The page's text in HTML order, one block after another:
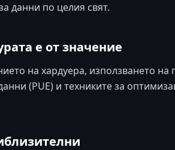
данни по целия свят.
е от значение
на хардуера, използването
(PUE) и техниките за